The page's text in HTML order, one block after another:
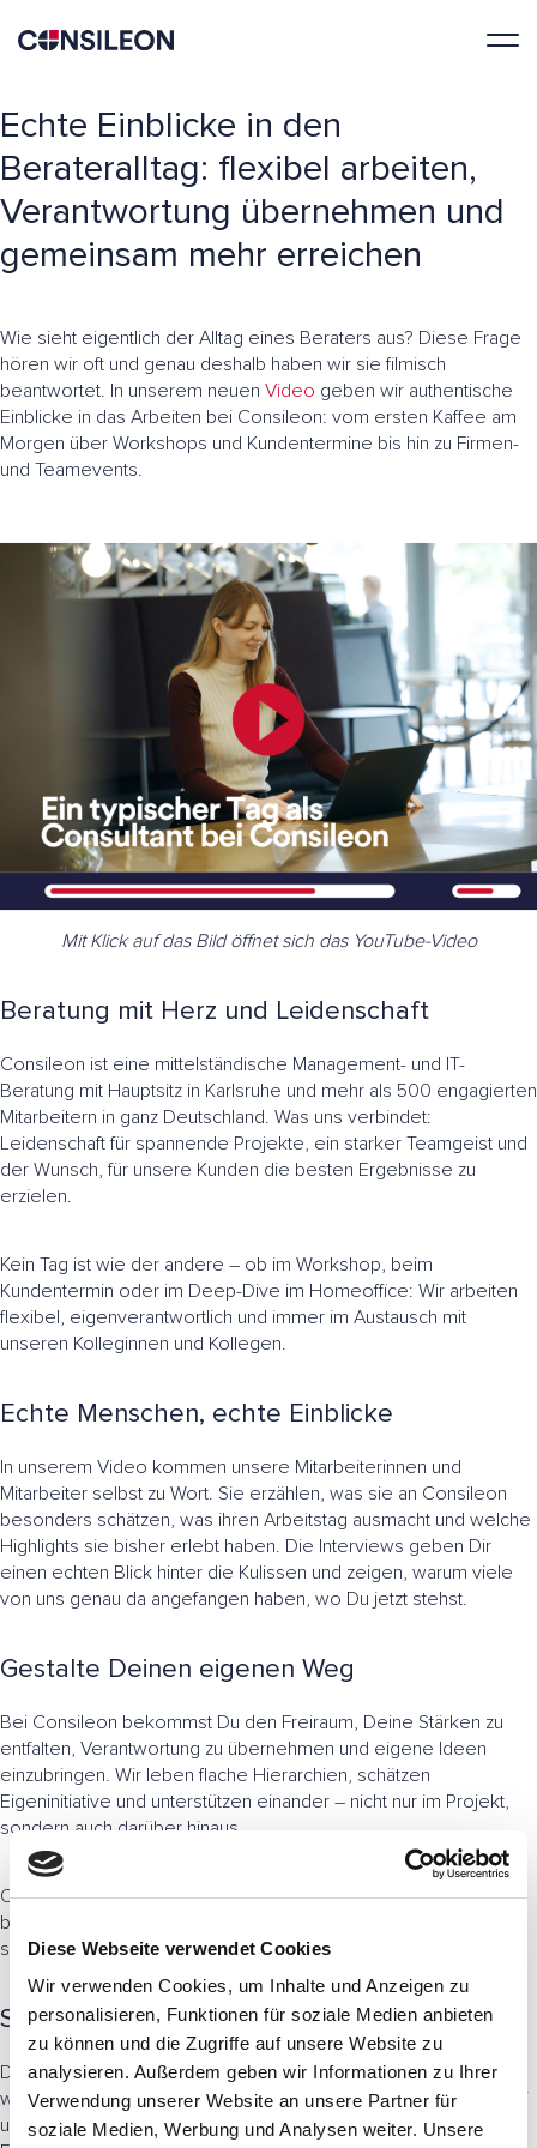
Diese Webseite verwendet Cookies
Wir verwenden Cookies, um Inhalte und Anzeigen zu
personalisieren, Funktionen für soziale Medien anbieten
zu können und die Zugriffe auf unsere Website zu
analysieren. Außerdem geben wir Informationen zu Ihrer
Verwendung unserer Website an unsere Partner für
soziale Medien, Werbung und Analysen weiter. Unsere
Echte Einblicke in den
Berateralltag: flexibel arbeiten,
Verantwortung übernehmen und
gemeinsam mehr erreichen
Wie sieht eigentlich der Alltag eines Beraters aus? Diese Frage
hören wir oft und genau deshalb haben wir sie filmisch
beantwortet. In unserem neuen Video geben wir authentische
Einblicke in das Arbeiten bei Consileon: vom ersten Kaffee am
Morgen über Workshops und Kundentermine bis hin zu Firmen-
und Teamevents.
Mit Klick auf das Bild öffnet sich das YouTube-Video
Beratung mit Herz und Leidenschaft
Consileon ist eine mittelständische Management- und IT-
Beratung mit Hauptsitz in Karlsruhe und mehr als 500 engagierten
Mitarbeitern in ganz Deutschland. Was uns verbindet:
Leidenschaft für spannende Projekte, ein starker Teamgeist und
der Wunsch, für unsere Kunden die besten Ergebnisse zu
erzielen.
Kein Tag ist wie der andere – ob im Workshop, beim
Kundentermin oder im Deep-Dive im Homeoffice: Wir arbeiten
flexibel, eigenverantwortlich und immer im Austausch mit
unseren Kolleginnen und Kollegen.
Echte Menschen, echte Einblicke
In unserem Video kommen unsere Mitarbeiterinnen und
Mitarbeiter selbst zu Wort. Sie erzählen, was sie an Consileon
besonders schätzen, was ihren Arbeitstag ausmacht und welche
Highlights sie bisher erlebt haben. Die Interviews geben Dir
einen echten Blick hinter die Kulissen und zeigen, warum viele
von uns genau da angefangen haben, wo Du jetzt stehst.
Gestalte Deinen eigenen Weg
Bei Consileon bekommst Du den Freiraum, Deine Stärken zu
entfalten, Verantwortung zu übernehmen und eigene Ideen
einzubringen. Wir leben flache Hierarchien, schätzen
Eigeninitiative und unterstützen einander – nicht nur im Projekt,
sondern auch darüber hinaus.
Ob Homeoffice oder Büro, KI-Tools oder Kundenworkshop –
bei uns ist jeder Tag anders. Und genau das macht die Arbeit so
spannend.
Starte Deine Karriere bei Consileon
Du stehst am Anfang Deiner beruflichen Laufbahn und möchtest
wirklich etwas bewegen? Dann bist Du bei uns genau richtig. Auf
unsererKarriere-Websitefindest Du viele spannende